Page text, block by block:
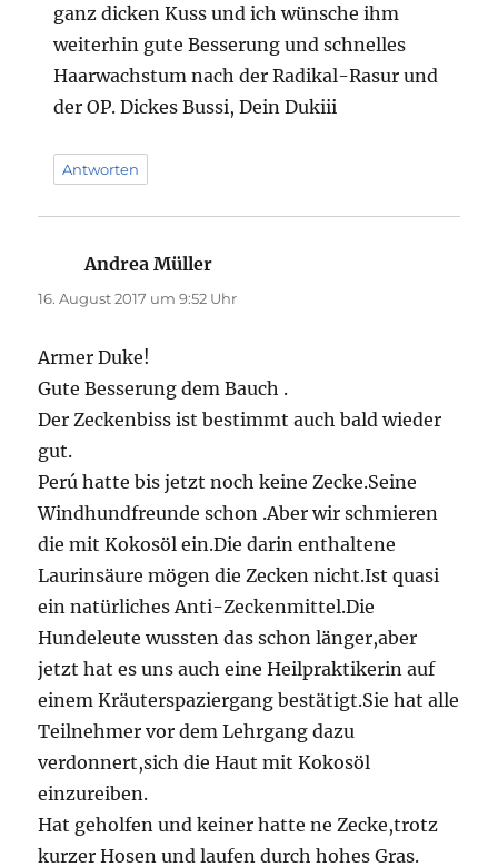
ganz dicken Kuss und ich wünsche ihm
weiterhin gute Besserung und schnelles
Haarwachstum nach der Radikal-Rasur und
der OP. Dickes Bussi, Dein Dukiii
Antworten
Andrea Müller
16. August 2017 um 9:52 Uhr
Armer Duke!
Gute Besserung dem Bauch .
Der Zeckenbiss ist bestimmt auch bald wieder
gut.
Perú hatte bis jetzt noch keine Zecke.Seine
Windhundfreunde schon .Aber wir schmieren
die mit Kokosöl ein.Die darin enthaltene
Laurinsäure mögen die Zecken nicht.Ist quasi
ein natürliches Anti-Zeckenmittel.Die
Hundeleute wussten das schon länger,aber
jetzt hat es uns auch eine Heilpraktikerin auf
einem Kräuterspaziergang bestätigt.Sie hat alle
Teilnehmer vor dem Lehrgang dazu
verdonnert,sich die Haut mit Kokosöl
einzureiben.
Hat geholfen und keiner hatte ne Zecke,trotz
kurzer Hosen und laufen durch hohes Gras.